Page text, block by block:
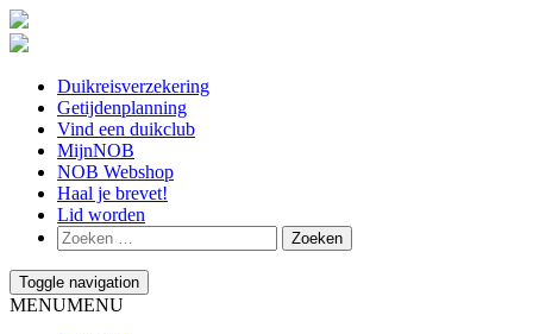
Duikreisverzekering
Getijdenplanning
Vind een duikclub
MijnNOB
NOB Webshop
Haal je brevet!
Lid worden
Toggle navigation
MENUMENU